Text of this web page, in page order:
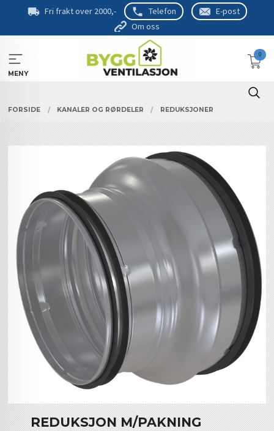
Fri frakt over 2000,- Telefon
E-post
Om oss
MENY
0
FORSIDE KANALER OG RØRDELER REDUKSJONER
REDUKSJON M/PAKNING